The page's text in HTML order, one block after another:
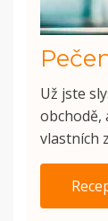
Už jste
obchodě,
vlastních